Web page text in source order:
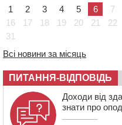
України
08:57
На Уманщині
08:20
Обрано
Мокрокалигірського
07:23 Уманські
який відсидів термін
1
2 3 4 5 6 7
16
17 18 19 20 21 22
31
Всі новини за місяць
ПИТАННЯ-ВІДПОВІДЬ
Доходи від
знати про